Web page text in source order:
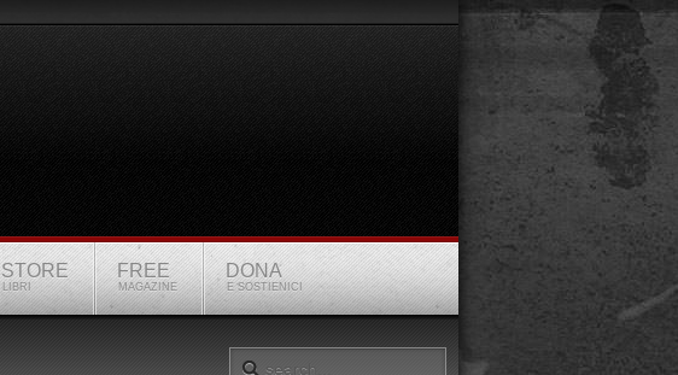
STORE
LIBRI
FREE
MAGAZINE
DONA
E SOSTIENICI